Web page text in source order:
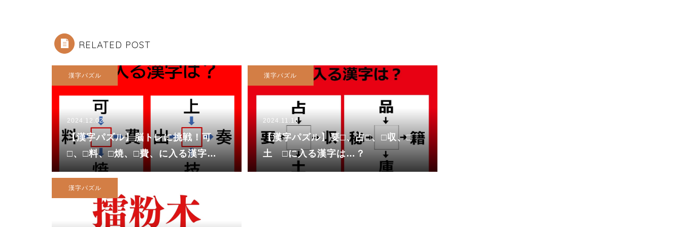
RELATED POST
漢字パズル
2024.12.02
【漢字パズル】脳トレに挑戦！可
□、□料、□焼、□費、に入る漢字
は？
漢字パズル
2024.11.16
【漢字パズル】要□、占□、□収、□
土 □に入る漢字は…？
漢字パズル